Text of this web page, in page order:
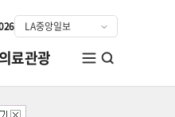
의료관광